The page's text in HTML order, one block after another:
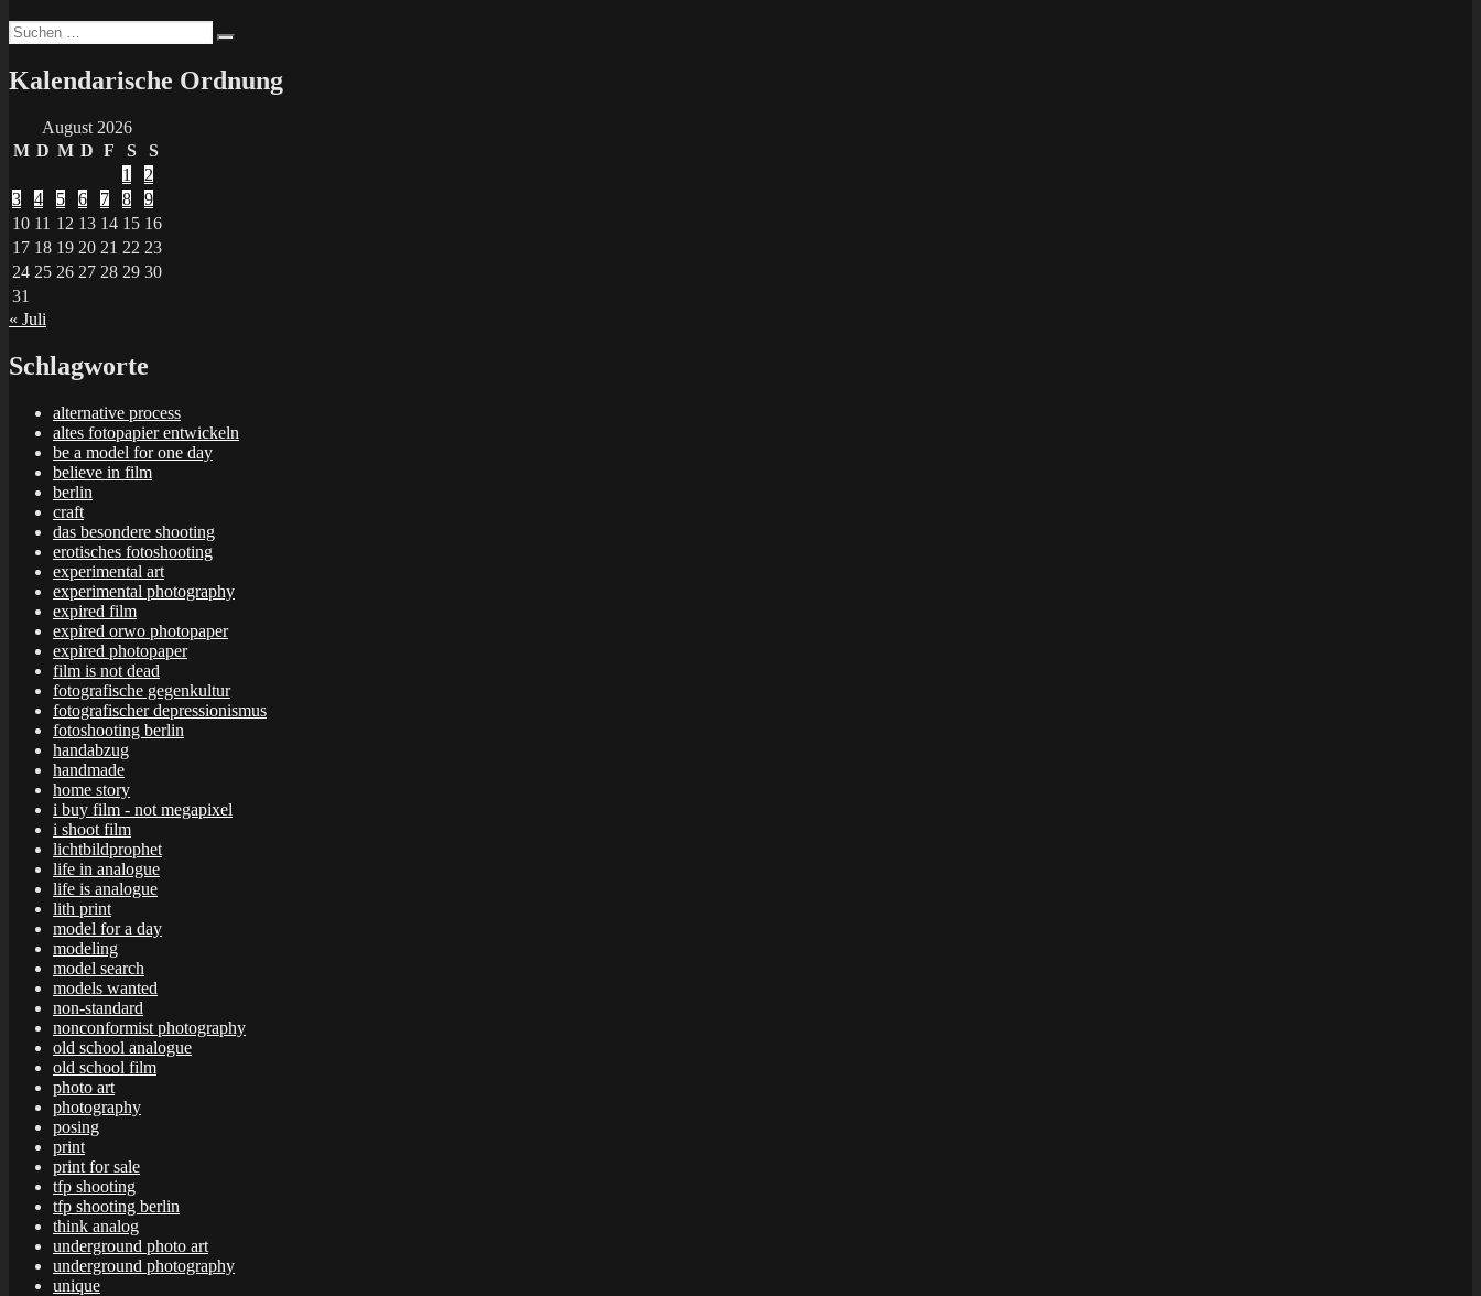
Suchen
nach:
Kalendarische Ordnung
August 2026
M D M D F S
S
1
2
3
4 5 6 7 8
9
10 11 12 13 14 15 16
17 18 19 20 21 22 23
24 25 26 27 28 29 30
31
« Juli
Schlagworte
alternative process
altes fotopapier entwickeln
be a model for one day
believe in film
berlin
craft
das besondere shooting
erotisches fotoshooting
experimental art
experimental photography
expired film
expired orwo photopaper
expired photopaper
film is not dead
fotografische gegenkultur
fotografischer depressionismus
fotoshooting berlin
handabzug
handmade
home story
i buy film - not megapixel
i shoot film
lichtbildprophet
life in analogue
life is analogue
lith print
model for a day
modeling
model search
models wanted
non-standard
nonconformist photography
old school analogue
old school film
photo art
photography
posing
print
print for sale
tfp shooting
tfp shooting berlin
think analog
underground photo art
underground photography
unique